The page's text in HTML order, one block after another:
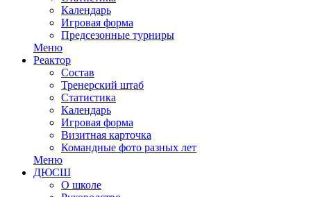
Календарь
Игровая форма
Предсезонные турниры
Меню
Реактор
Состав
Тренерский штаб
Статистика
Календарь
Игровая форма
Визитная карточка
Командные фото разных лет
Меню
ДЮСШ
О школе